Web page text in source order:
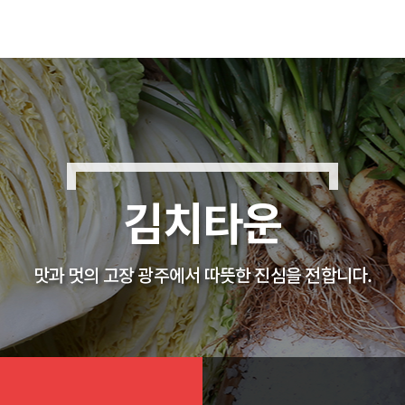
김치타운
맛과 멋의 고장 광주에서 따뜻한 진심을 전합니다.